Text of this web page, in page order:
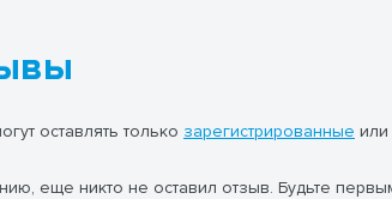
оставлять только зарегистрированные или
еще никто не оставил отзыв. Будьте